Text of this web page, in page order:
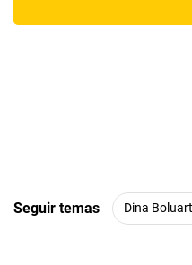
Seguir temas Dina